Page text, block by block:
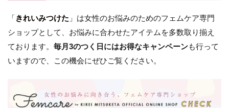
「きれいみつけた 」は女性のお悩みのためのフェムケア専門
ショップとして、お悩みに合わせたアイテムを多数取り揃え
ております。 毎月3のつく日にはお得なキャンペーンも行って
いますので、この機会にぜひご覧ください。